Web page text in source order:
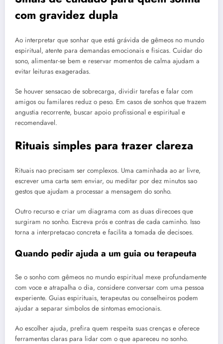
com gravidez dupla
Ao interpretar que sonhar que está grávida de gêmeos no mundo
espiritual, atente para demandas emocionais e fisicas. Cuidar do
sono, alimentar-se bem e reservar momentos de calma ajudam a
evitar leituras exageradas.
Se houver sensacao de sobrecarga, dividir tarefas e falar com
amigos ou familares reduz o peso. Em casos de sonhos que trazem
angustia recorrente, buscar apoio profissional e espiritual e
recomendavel.
Rituais simples para trazer clareza
Rituais nao precisam ser complexos. Uma caminhada ao ar livre,
escrever uma carta sem enviar, ou meditar por dez minutos sao
gestos que ajudam a processar a mensagem do sonho.
Outro recurso e criar um diagrama com as duas direcoes que
surgiram no sonho. Escreva prós e contras de cada caminho. Isso
torna a interpretacao concreta e facilita a tomada de decisoes.
Quando pedir ajuda a um guia ou terapeuta
Se o sonho com gêmeos no mundo espiritual mexe profundamente
com voce e atrapalha o dia, considere conversar com uma pessoa
experiente. Guias espirituais, terapeutas ou conselheiros podem
ajudar a separar simbolos de sintomas emocionais.
Ao escolher ajuda, prefira quem respeita suas crenças e oferece
ferramentas claras para lidar com o que apareceu no sonho.